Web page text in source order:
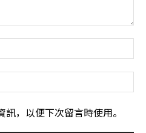
，以便下次留言時使用。